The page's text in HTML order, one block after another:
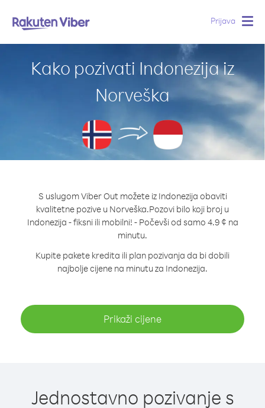
Prijava
Kako pozivati Indonezija iz
Norveška
S uslugom Viber Out možete iz Indonezija obaviti
kvalitetne pozive u Norveška.Pozovi bilo koji broj u
Indonezija - fiksni ili mobilni! - Počevši od samo 4.9 ¢ na
minutu.
Kupite pakete kredita ili plan pozivanja da bi dobili
najbolje cijene na minutu za Indonezija.
Prikaži cijene
Jednostavno pozivanje s